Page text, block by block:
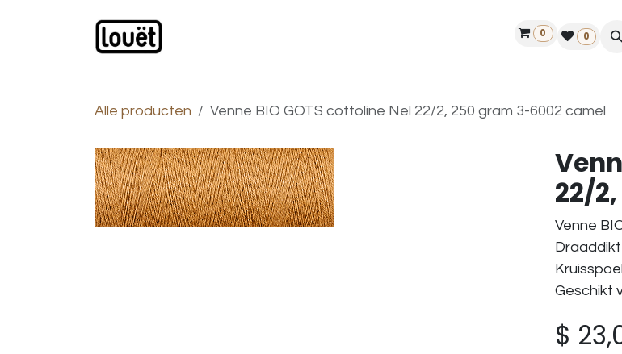
Vind een dealer
0 0
Alle producten Venne BIO GOTS cottoline Nel 22/2, 250 gram 3-6002 camel
22/
Venne
Geschikt
$